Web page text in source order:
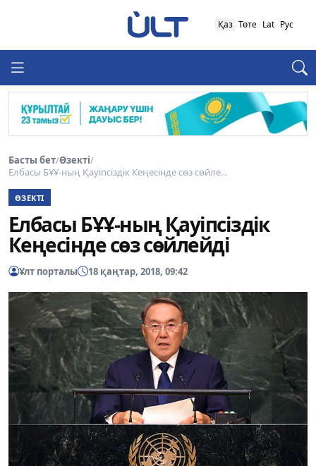
Қаз Төте Lat Рус
Басты бет/Өзекті/
Елбасы БҰҰ-ның Қауіпсіздік Кеңесінде сөз сөйле...
ӨЗЕКТІ
Елбасы БҰҰ-ның Қауіпсіздік
Кеңесінде сөз сөйлейді
Ұлт порталы 18 қаңтар, 2018, 09:42